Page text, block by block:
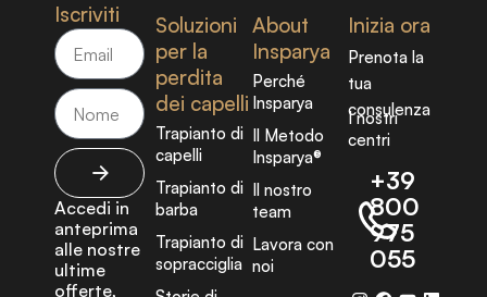
Iscriviti
Accedi in
anteprima
alle nostre
ultime
offerte,
Soluzioni
per la
perdita
dei capelli
Trapianto di
capelli
Trapianto di
barba
Trapianto di
sopracciglia
About
Insparya
Perché
Insparya
Il Metodo
Insparya®
Il nostro
team
Lavora con
noi
Inizia ora
Prenota la
tua
consulenza
I nostri
centri
+39
800
975
055